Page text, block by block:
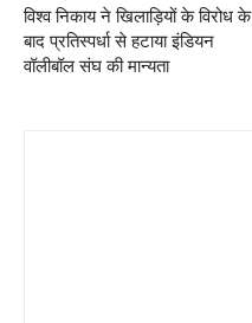
विश्व निकाय ने खिलाड़ियों के विरोध के
बाद प्रतिस्पर्धा से हटाया इंडियन
वॉलीबॉल संघ की मान्यता